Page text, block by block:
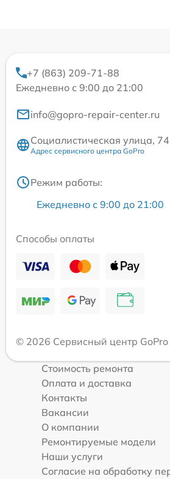
+7 (863) 209-71-88
Ежедневно с 9:00 до 21:00
info@gopro-repair-center.ru
Социалистическая улица, 74
Адрес сервисного центра GoPro
Режим работы:
Ежедневно с 9:00 до 21:00
Способы оплаты
© 2026 Сервисный центр GoPro
Стоимость ремонта
Оплата и доставка
Контакты
Вакансии
О компании
Ремонтируемые модели
Наши услуги
Согласие на обработку